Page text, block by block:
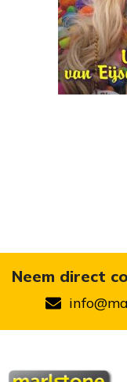
Neem direct